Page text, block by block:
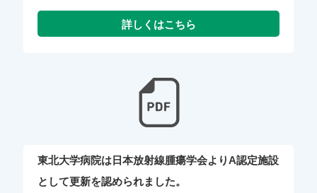
東北大学病院は日本放射線腫瘍学会よりA認定施設
として更新を認められました。